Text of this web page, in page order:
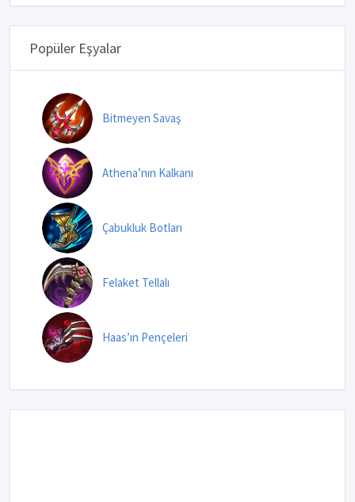
Popüler Eşyalar
Bitmeyen Savaş
Athena’nın Kalkanı
Çabukluk Botları
Felaket Tellalı
Haas’ın Pençeleri